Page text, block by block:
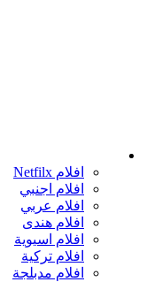
افلام Netfilx
افلام اجنبي
افلام عربي
افلام هندى
افلام اسيوية
افلام تركية
افلام مدبلجة